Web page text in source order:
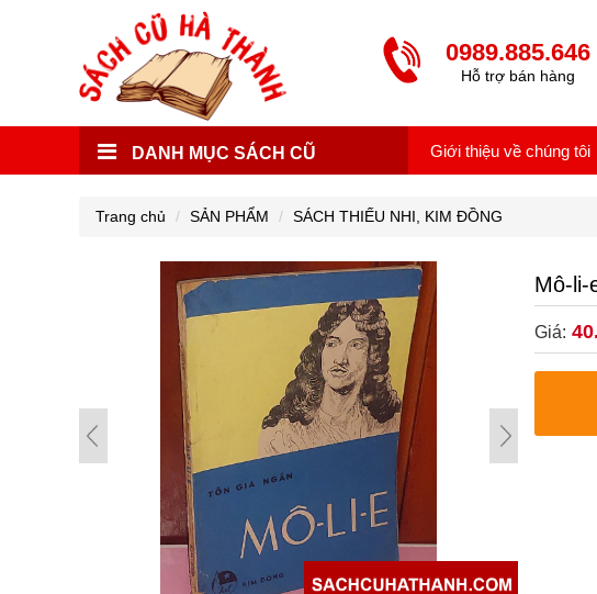
0989.885.646
Hỗ trợ bán hàng
DANH MỤC SÁCH CŨ Giới thiệu về chúng tôi
Trang chủ SẢN PHẨM SÁCH THIẾU NHI, KIM ĐỒNG
Mô-li-
Giá: